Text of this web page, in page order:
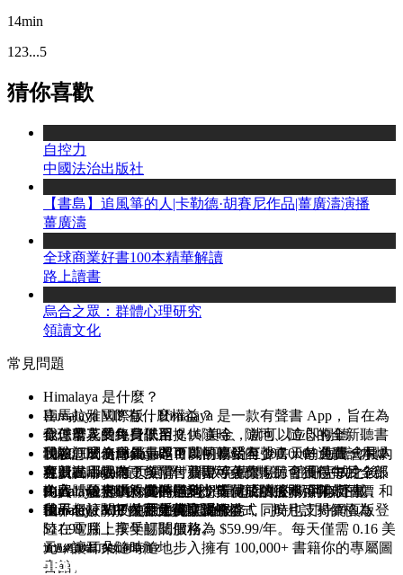
14min
1 23...5
猜你喜歡
自控力
中國法治出版社
【書島】追風箏的人|卡勒德·胡賽尼作品|薑廣濤演播
薑廣濤
全球商業好書100本精華解讀
路上讀書
烏合之眾：群體心理研究
領讀文化
常見問題
Himalaya 是什麼？
喜馬拉雅國際版，Himalaya 是一款有聲書 App，旨在為
全球華人的終身學習提供隨時、隨地、隨心的全新聽書
體驗。成為會員，即可以暢聽站內 100,000+ 海量會員內
容。
Himalaya VIP 有什麼權益？
你僅需花費每日低至 0.16 美金，就可以立即暢聽
100,000+ 全球銷量超百萬的暢銷有聲書，每週聽一本爆
款新書，還有更多預售新書等著你！另可獲得每月 5 張
免費體驗卡贈親友的福利，等同於贈送 1 張年卡的價
值。
我怎麼享受免費試用？
現在訂閱 Himalaya VIP 即可享受至少 7 天的免費試用！
免費試用期內，無需付費即可免費暢聽會員包中的全部
內容，包含 100,000+ 全球銷量超百萬的暢銷有聲書，和
世界名校教授的原聲英文課程。
我該怎麼使用優惠碼？
在 Himalaya 首⻚選擇「開啟免費體驗」註冊完成之後,
輸入「優惠碼」選擇申請，支付成功後即可開啟
Himalaya VIP 內容免費暢聽權益！
可以在哪收聽？
Himalaya 提供你隨時隨地想听就听的服務, 可以下載
Himalaya APP 使用手機享受服務，同時也支持網頁版登
陸在電腦上享受暢聽服務。
Himalaya VIP 的價格是多少？
Himalaya VIP 採用連續訂閱的模式，按月訂閱價格為
$11.99/月；按年訂閱價格為 $59.99/年。每天僅需 0.16 美
元，讓耳朵隨時隨地步入擁有 100,000+ 書籍你的專屬圖
書館。
我不想訂閱了，要如何取消？
通過網頁端訂閱如何取消？